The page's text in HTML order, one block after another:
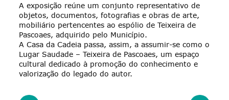
A exposição reúne um conjunto representativo de
objetos, documentos, fotografias e obras de arte,
mobiliário pertencentes ao espólio de Teixeira de
Pascoaes, adquirido pelo Município.
A Casa da Cadeia passa, assim, a assumir-se como o
Lugar Saudade – Teixeira de Pascoaes, um espaço
cultural dedicado à promoção do conhecimento e
valorização do legado do autor.